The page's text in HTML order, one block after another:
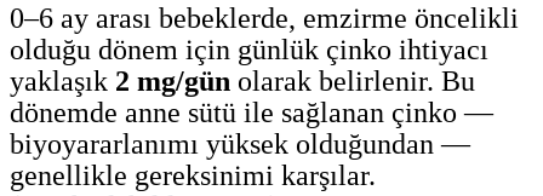
0–6 ay arası bebeklerde, emzirme öncelikli
olduğu dönem için günlük çinko ihtiyacı
yaklaşık 2 mg/gün olarak belirlenir. Bu
dönemde anne sütü ile sağlanan çinko —
biyoyararlanımı yüksek olduğundan —
genellikle gereksinimi karşılar.